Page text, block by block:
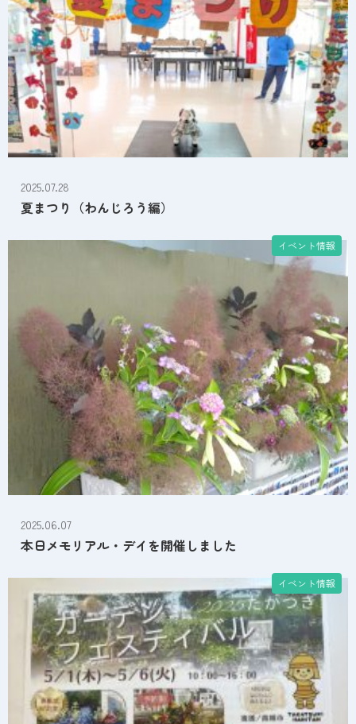
2025.07.28
夏まつり（わんじろう編）
イベント情報
2025.06.07
本日メモリアル・デイを開催しました
イベント情報